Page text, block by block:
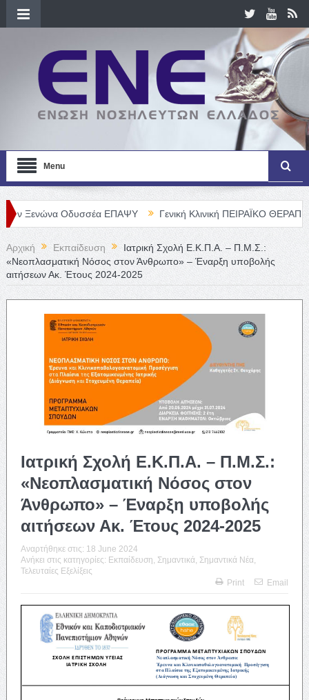
Menu
Οδυσσέα ΕΠΑΨΥ Γενική Κλινική ΠΕΙΡΑΪΚΟ ΘΕΡΑΠΕΥΤΗΡΙΟ
Αρχική Εκπαίδευση
Ιατρική Σχολή Ε.Κ.Π.Α. – Π.Μ.Σ.:
«Νεοπλασματική Νόσος στον Άνθρωπο» – Έναρξη υποβολής
αιτήσεων Ακ. Έτους 2024-2025
Ιατρική Σχολή Ε.Κ.Π.Α. – Π.Μ.Σ.:
«Νεοπλασματική Νόσος στον
Άνθρωπο» – Έναρξη υποβολής
αιτήσεων Ακ. Έτους 2024-2025
Αναρτήθηκε στις: 18 June 2024
Ανήκει στις κατηγορίες: Εκπαίδευση Σημαντικά Σημαντικά Νέα
Τελευταίες Εξελίξεις
Print
Email